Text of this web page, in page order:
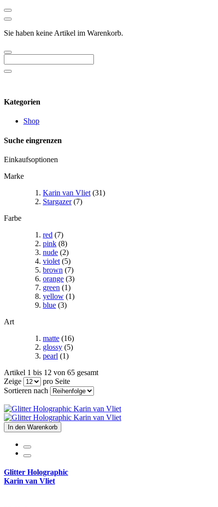
Sie haben keine Artikel im Warenkorb.
Kategorien
Shop
Suche eingrenzen
Einkaufsoptionen
Marke
Karin van Vliet (31)
Stargazer(7)
Farbe
red (7)
pink (8)
nude (2)
violet (5)
brown (7)
orange (3)
green (1)
yellow (1)
blue (3)
Art
matte (16)
glossy (5)
pearl (1)
Artikel 1 bis 12 von 65 gesamt
Zeige
pro Seite
Sortieren nach
In den Warenkorb
Glitter Holographic
Karin van Vliet